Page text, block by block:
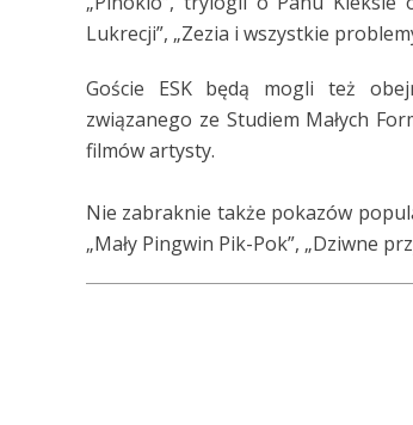
Lukrecji”, „Zezia i wszystkie
Goście ESK będą mogli też
związanego ze Studiem Małych
filmów artysty.
Nie zabraknie także pokazów
„Mały Pingwin Pik-Pok”, „Dziwne